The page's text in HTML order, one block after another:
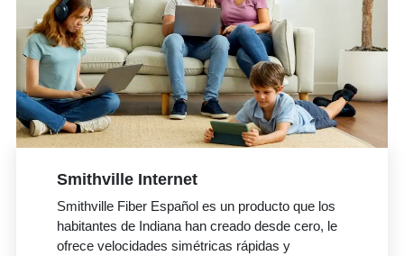
Smithville Internet
Smithville Fiber Español es un producto que los
habitantes de Indiana han creado desde cero, le
ofrece velocidades simétricas rápidas y